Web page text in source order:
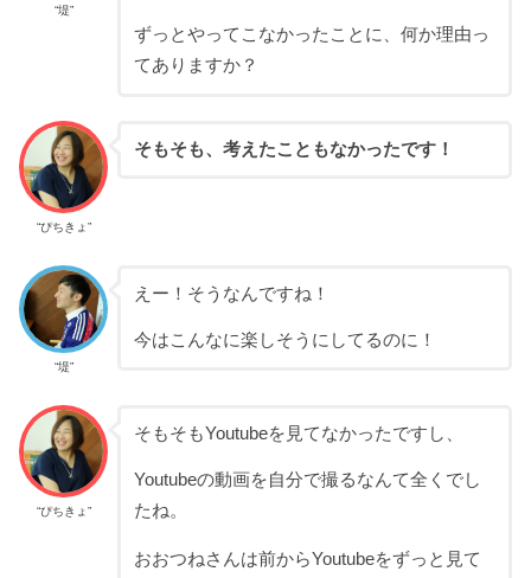
“堤”
ずっとやってこなかったことに、何か理由っ
てありますか？
“ぴちきょ”
そもそも、考えたこともなかったです！
“堤”
えー！そうなんですね！
今はこんなに楽しそうにしてるのに！
“ぴちきょ”
そもそもYoutubeを見てなかったですし、
Youtubeの動画を自分で撮るなんて全くでし
たね。
おおつねさんは前からYoutubeをずっと見て